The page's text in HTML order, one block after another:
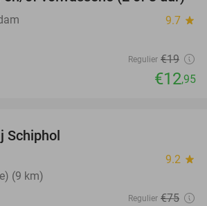
9.7 star
Regulier €19
€12,95
Schiphol
9.2 star
(9 km)
Regulier €75